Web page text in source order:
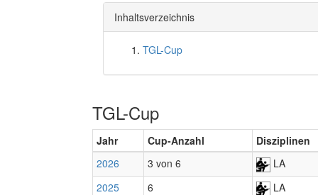
Inhaltsverzeichnis
TGL-Cup
TGL-Cup
Jahr Cup-Anzahl
Disziplinen
2026
3 von 6
LA
2025
6
LA